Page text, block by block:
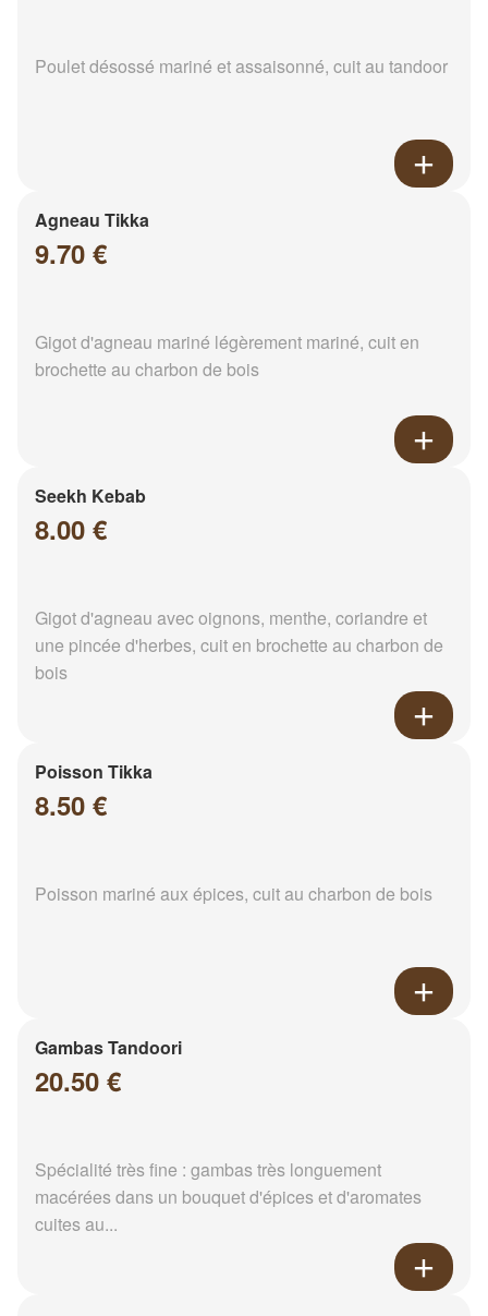
Poulet désossé mariné et assaisonné, cuit au tandoor
Agneau Tikka
9.70 €
Gigot d'agneau mariné légèrement mariné, cuit en
brochette au charbon de bois
Seekh Kebab
8.00 €
Gigot d'agneau avec oignons, menthe, coriandre et
une pincée d'herbes, cuit en brochette au charbon de
bois
Poisson Tikka
8.50 €
Poisson mariné aux épices, cuit au charbon de bois
Gambas Tandoori
20.50 €
Spécialité très fine : gambas très longuement
macérées dans un bouquet d'épices et d'aromates
cuites au...